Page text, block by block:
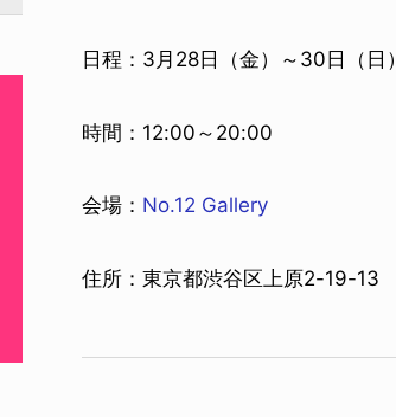
日程：3月28日（金）～30日（日）
時間：12:00～20:00
会場： No.12 Gallery
住所：東京都渋谷区上原2-19-13